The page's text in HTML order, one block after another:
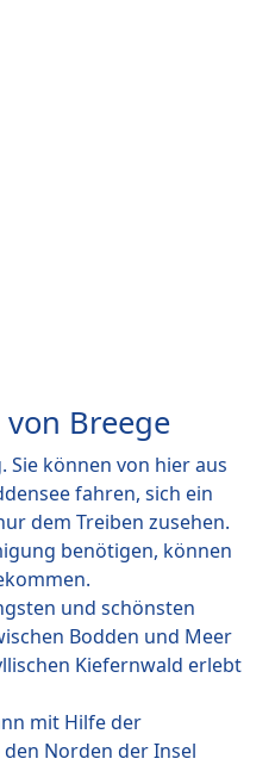
Breege
können von hier aus
fahren, sich ein
dem Treiben zusehen.
benötigen, können
und schönsten
Bodden und Meer
Kiefernwald erlebt
mit Hilfe der
Norden der Insel